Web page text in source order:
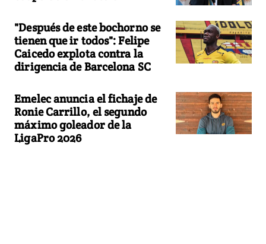
"Después de este bochorno se
tienen que ir todos": Felipe
Caicedo explota contra la
dirigencia de Barcelona SC
Emelec anuncia el fichaje de
Ronie Carrillo, el segundo
máximo goleador de la
LigaPro 2026